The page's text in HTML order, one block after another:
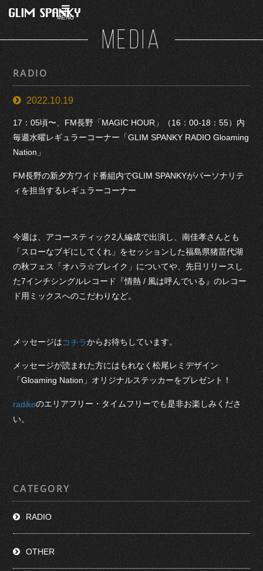
MENU
MEDIA
RADIO
2022.10.19
17：05頃〜、FM長野「MAGIC HOUR」（16：00-18：55）内
毎週水曜レギュラーコーナー「GLIM SPANKY RADIO Gloaming
Nation」
FM長野の新夕方ワイド番組内でGLIM SPANKYがパーソナリテ
ィを担当するレギュラーコーナー
今週は、アコースティック2人編成で出演し、南佳孝さんとも
「スローなブギにしてくれ」をセッションした福島県猪苗代湖
の秋フェス「オハラ☆ブレイク」についてや、先日リリースし
た7インチシングルレコード『情熱 / 風は呼んでいる』のレコー
ド用ミックスへのこだわりなど。
メッセージはコチラからお待ちしています。
メッセージが読まれた方にはもれなく松尾レミデザイン
「Gloaming Nation」オリジナルステッカーをプレゼント！
radikoのエリアフリー・タイムフリーでも是非お楽しみくださ
い。
CATEGORY
RADIO
OTHER